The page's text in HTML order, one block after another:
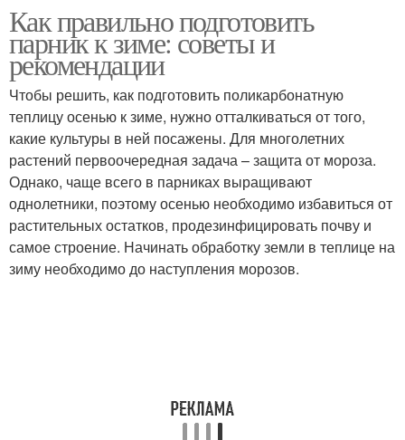
Как правильно подготовить
парник к зиме: советы и
рекомендации
Чтобы решить, как подготовить поликарбонатную
теплицу осенью к зиме, нужно отталкиваться от того,
какие культуры в ней посажены. Для многолетних
растений первоочередная задача – защита от мороза.
Однако, чаще всего в парниках выращивают
однолетники, поэтому осенью необходимо избавиться от
растительных остатков, продезинфицировать почву и
самое строение. Начинать обработку земли в теплице на
зиму необходимо до наступления морозов.